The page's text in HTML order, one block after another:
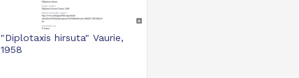
"Diplotaxis hirsuta" Vaurie,
1958